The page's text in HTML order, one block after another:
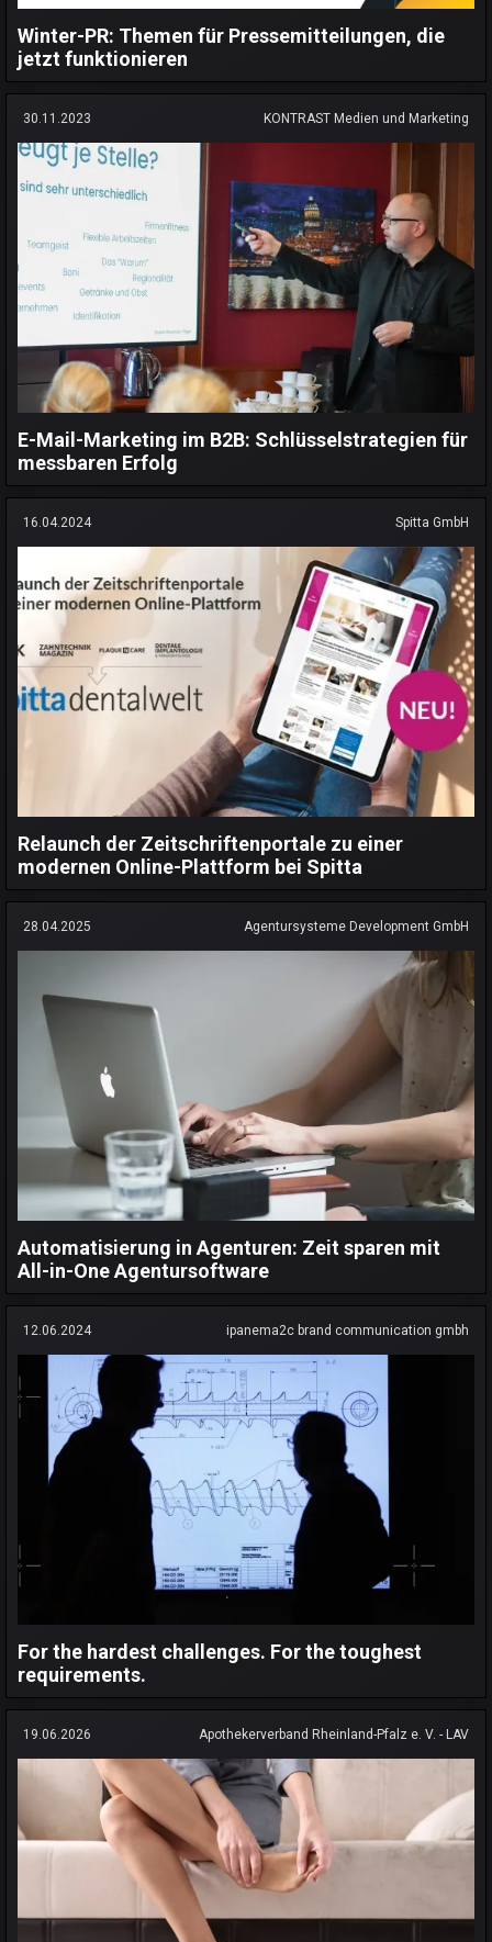
Winter-PR: Themen für Pressemitteilungen, die
jetzt funktionieren
30.11.2023 KONTRAST Medien und Marketing
E-Mail-Marketing im B2B: Schlüsselstrategien für
messbaren Erfolg
16.04.2024 Spitta GmbH
Relaunch der Zeitschriftenportale zu einer
modernen Online-Plattform bei Spitta
28.04.2025 Agentursysteme Development GmbH
Automatisierung in Agenturen: Zeit sparen mit
All-in-One Agentursoftware
12.06.2024 ipanema2c brand communication gmbh
For the hardest challenges. For the toughest
requirements.
19.06.2026 Apothekerverband Rheinland-Pfalz e. V. - LAV